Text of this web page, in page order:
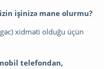
işinizə mane olurmu?
xidməti olduğu üçün
telefondan,